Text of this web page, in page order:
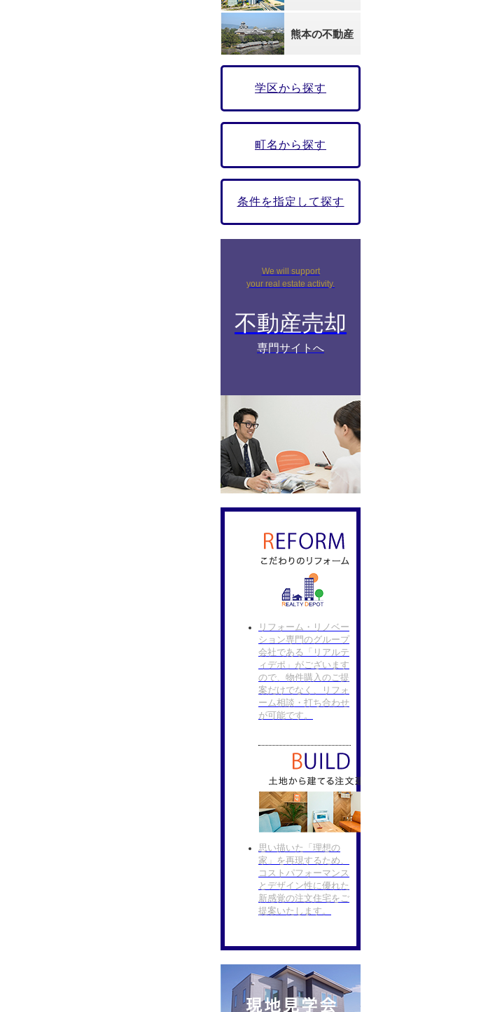
熊本の不動産
学区から探す
町名から探す
条件を指定して探す
We will support
your real estate activity.
不動産売却
専門サイトへ
リフォーム・リノベー
ション専門のグループ
会社である「リアルテ
ィデポ」がございます
ので、物件購入のご提
案だけでなく、リフォ
ーム相談・打ち合わせ
が可能です。
思い描いた「理想の
家」を再現するため、
コストパフォーマンス
とデザイン性に優れた
新感覚の注文住宅をご
提案いたします。